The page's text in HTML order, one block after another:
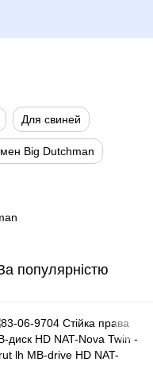
Для свиней
Big Dutchman
популярністю